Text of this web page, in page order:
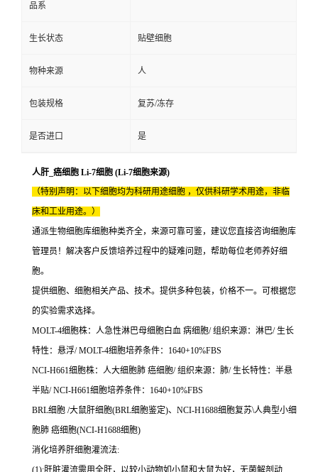
品系
生长状态 贴壁细胞
物种来源 人
包装规格 复苏/冻存
是否进口 是
人肝_癌细胞 Li-7细胞 (Li-7细胞来源)
（特别声明：以下细胞均为科研用途细胞 ，仅供科研学术用途，非临
床和工业用途。）
通派生物细胞库细胞种类齐全，来源可靠可鉴，建议您直接咨询细胞库
管理员！解决客户反馈培养过程中的疑难问题，帮助每位老师养好细
胞。
提供细胞、细胞相关产品、技术。提供多种包装，价格不一。可根据您
的实验需求选择。
MOLT-4细胞株：人急性淋巴母细胞白血 病细胞/ 组织来源：淋巴/ 生长
特性：悬浮/ MOLT-4细胞培养条件：1640+10%FBS
NCI-H661细胞株：人大细胞肺 癌细胞/ 组织来源：肺/ 生长特性：半悬
半贴/ NCI-H661细胞培养条件：1640+10%FBS
BRL细胞 /大鼠肝细胞(BRL细胞鉴定)、NCI-H1688细胞复苏\人典型小细
胞肺 癌细胞(NCI-H1688细胞)
消化培养肝细胞灌流法:
(1):肝脏灌流需用全肝，以较小动物如小鼠和大鼠为好，无菌解剖动